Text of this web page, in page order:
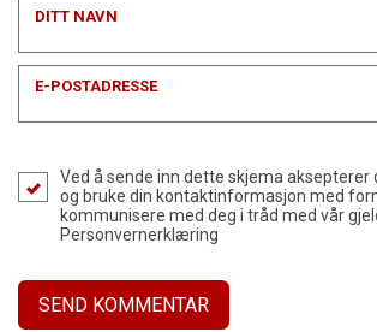
DITT NAVN
E-POSTADRESSE
Ved å sende inn dette skjema aksepterer
og bruke din kontaktinformasjon med
kommunisere med deg i tråd med vår
Personvernerklæring